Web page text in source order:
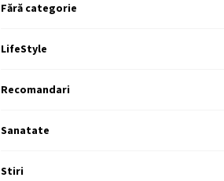
Fără categorie
LifeStyle
Recomandari
Sanatate
Stiri